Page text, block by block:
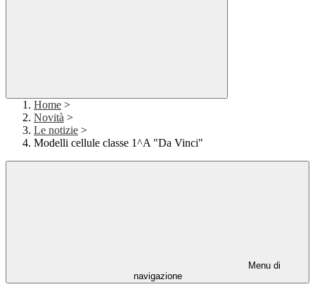
Home >
Novità >
Le notizie >
Modelli cellule classe 1^A "Da Vinci"
Menu di
navigazione